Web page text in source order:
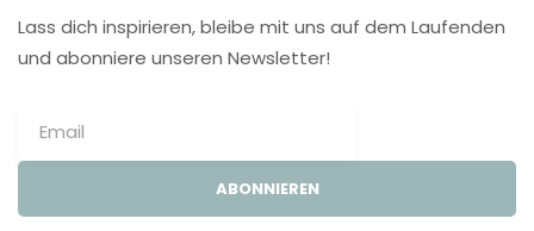
Lass dich inspirieren, bleibe mit uns auf dem Laufenden
und abonniere unseren Newsletter!
ABONNIEREN